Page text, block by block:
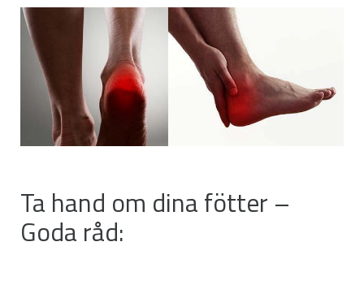
Ta hand om dina fötter –
Goda råd: